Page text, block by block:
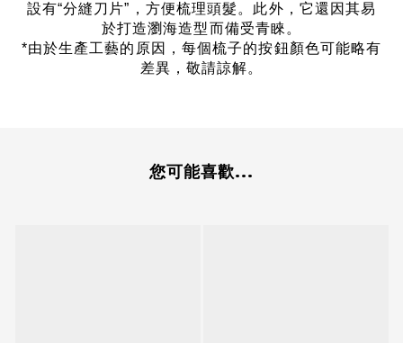
設有“分縫刀片”，方便梳理頭髮。此外，它還因其易
於打造瀏海造型而備受青睞。
*由於生產工藝的原因，每個梳子的按鈕顏色可能略有
差異，敬請諒解。
您可能喜歡...